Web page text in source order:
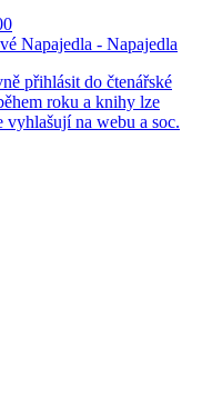
Napajedla - Napajedla
přihlásit do čtenářské
roku a knihy lze
vyhlašují na webu a soc.